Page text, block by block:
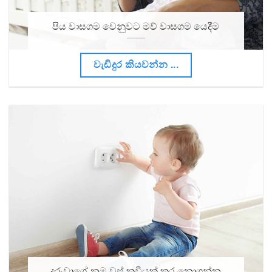
පිය වාසගම වෙනුවට මව් වාසගම යෙදීම
වැඩිදුර කියවන්න ...